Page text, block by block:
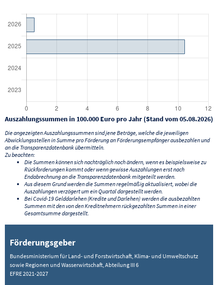
Auszahlungssummen in 100.000 Euro pro Jahr (Stand vom 05.08.2026)
Die angezeigten Auszahlungssummen sind jene Beträge, welche die jeweiligen
Abwicklungsstellen in Summe pro Förderung an Förderungsempfänger ausbezahlen und
an die Transparenzdatenbank übermitteln.
Zu beachten:
Die Summen können sich nachträglich noch ändern, wenn es beispielsweise zu
Rückforderungen kommt oder wenn gewisse Auszahlungen erst nach
Endabrechnung an die Transparenzdatenbank mitgeteilt werden.
Aus diesem Grund werden die Summen regelmäßig aktualisiert, wobei die
Auszahlungen verzögert um ein Quartal dargestellt werden.
Bei Covid-19 Gelddarlehen (Kredite und Darlehen) werden die ausbezahlten
Summen mit den von den Kreditnehmern rückgezahlten Summen in einer
Gesamtsumme dargestellt.
Förderungsgeber
Bundesministerium für Land- und Forstwirtschaft, Klima- und Umweltschutz
sowie Regionen und Wasserwirtschaft, Abteilung III 6
EFRE 2021-2027